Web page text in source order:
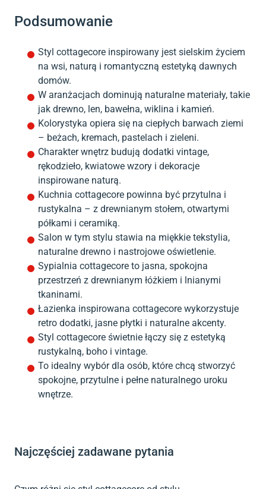
Podsumowanie
Styl cottagecore inspirowany jest sielskim życiem
na wsi, naturą i romantyczną estetyką dawnych
domów.
W aranżacjach dominują naturalne materiały, takie
jak drewno, len, bawełna, wiklina i kamień.
Kolorystyka opiera się na ciepłych barwach ziemi
– beżach, kremach, pastelach i zieleni.
Charakter wnętrz budują dodatki vintage,
rękodzieło, kwiatowe wzory i dekoracje
inspirowane naturą.
Kuchnia cottagecore powinna być przytulna i
rustykalna – z drewnianym stołem, otwartymi
półkami i ceramiką.
Salon w tym stylu stawia na miękkie tekstylia,
naturalne drewno i nastrojowe oświetlenie.
Sypialnia cottagecore to jasna, spokojna
przestrzeń z drewnianym łóżkiem i lnianymi
tkaninami.
Łazienka inspirowana cottagecore wykorzystuje
retro dodatki, jasne płytki i naturalne akcenty.
Styl cottagecore świetnie łączy się z estetyką
rustykalną, boho i vintage.
To idealny wybór dla osób, które chcą stworzyć
spokojne, przytulne i pełne naturalnego uroku
wnętrze.
Najczęściej zadawane pytania